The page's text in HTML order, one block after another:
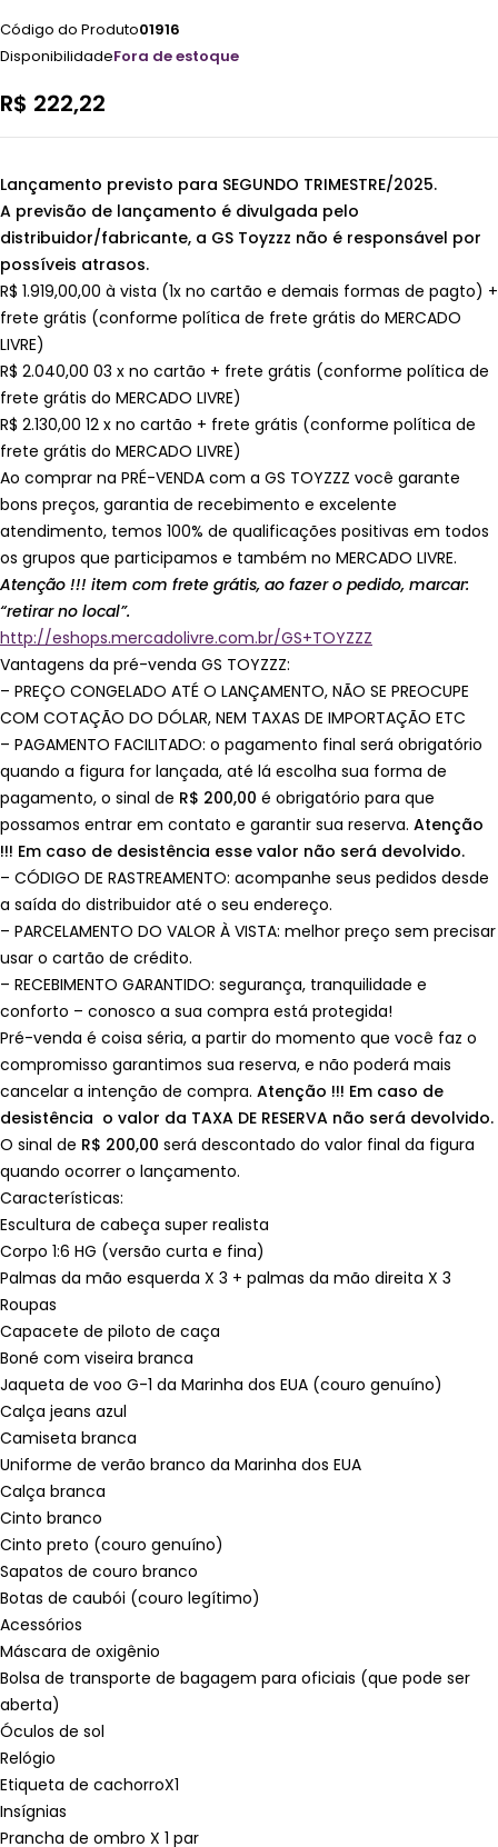
Código do Produto01916
DisponibilidadeFora de estoque
R$ 222,22
Lançamento previsto para SEGUNDO TRIMESTRE/2025.
A previsão de lançamento é divulgada pelo
distribuidor/fabricante, a GS Toyzzz não é responsável por
possíveis atrasos.
R$ 1.919,00,00 à vista (1x no cartão e demais formas de pagto) +
frete grátis (conforme política de frete grátis do MERCADO
LIVRE)
R$ 2.040,00 03 x no cartão + frete grátis (conforme política de
frete grátis do MERCADO LIVRE)
R$ 2.130,00 12 x no cartão + frete grátis (conforme política de
frete grátis do MERCADO LIVRE)
Ao comprar na PRÉ-VENDA com a GS TOYZZZ você garante
bons preços, garantia de recebimento e excelente
atendimento, temos 100% de qualificações positivas em todos
os grupos que participamos e também no MERCADO LIVRE.
Atenção !!! item com frete grátis, ao fazer o pedido, marcar:
“retirar no local”.
http://eshops.mercadolivre.com.br/GS+TOYZZZ
Vantagens da pré-venda GS TOYZZZ:
– PREÇO CONGELADO ATÉ O LANÇAMENTO, NÃO SE PREOCUPE
COM COTAÇÃO DO DÓLAR, NEM TAXAS DE IMPORTAÇÃO ETC
– PAGAMENTO FACILITADO: o pagamento final será obrigatório
quando a figura for lançada, até lá escolha sua forma de
pagamento, o sinal de R$ 200,00 é obrigatório para que
possamos entrar em contato e garantir sua reserva. Atenção
!!! Em caso de desistência esse valor não será devolvido.
– CÓDIGO DE RASTREAMENTO: acompanhe seus pedidos desde
a saída do distribuidor até o seu endereço.
– PARCELAMENTO DO VALOR À VISTA: melhor preço sem precisar
usar o cartão de crédito.
– RECEBIMENTO GARANTIDO: segurança, tranquilidade e
conforto – conosco a sua compra está protegida!
Pré-venda é coisa séria, a partir do momento que você faz o
compromisso garantimos sua reserva, e não poderá mais
cancelar a intenção de compra. Atenção !!! Em caso de
desistência o valor da TAXA DE RESERVA não será devolvido.
O sinal de R$ 200,00 será descontado do valor final da figura
quando ocorrer o lançamento.
Características:
Escultura de cabeça super realista
Corpo 1:6 HG (versão curta e fina)
Palmas da mão esquerda X 3 + palmas da mão direita X 3
Roupas
Capacete de piloto de caça
Boné com viseira branca
Jaqueta de voo G-1 da Marinha dos EUA (couro genuíno)
Calça jeans azul
Camiseta branca
Uniforme de verão branco da Marinha dos EUA
Calça branca
Cinto branco
Cinto preto (couro genuíno)
Sapatos de couro branco
Botas de caubói (couro legítimo)
Acessórios
Máscara de oxigênio
Bolsa de transporte de bagagem para oficiais (que pode ser
aberta)
Óculos de sol
Relógio
Etiqueta de cachorroX1
Insígnias
Prancha de ombro X 1 par